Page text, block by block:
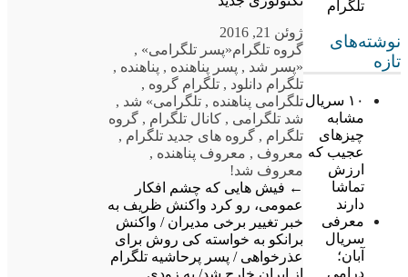
تلگرام
نوشته‌های
تازه
۱۰ سریال
مشابه
چیزهای
عجیب که
ارزش
تماشا
دارند
معرفی
سریال
آبان؛
درامی
ژوئن 21, 2016
گروه تلگرام«پسر تلگرامی» ,
«پسر شد , پسر پناهنده , پناهنده ,
تلگرام دانلود , تلگرام گروه ,
تلگرامی پناهنده , تلگرامی» شد ,
شد تلگرامی , کانال تلگرام , گروه
تلگرام , گروه های جدید تلگرام ,
معروف , معروف پناهنده ,
معروف شد!
← فیش هایی که چشم افکار
عمومی، رو کرد واکنش ظریف به
خبر تغییر برخی مدیران / واکنش
برانکو به خواسته کی روش برای
عذرخواهی / پسر پرحاشیه تلگرام
از ایران خارج شد/ به زودی